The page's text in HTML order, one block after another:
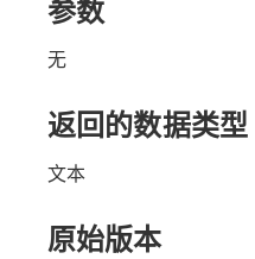
参数
无
返回的数据类型
文本
原始版本